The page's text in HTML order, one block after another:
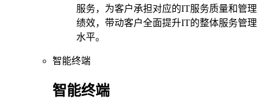
服务，为客户承担对应的IT服务质量和管理
绩效，带动客户全面提升IT的整体服务管理
水平。
智能终端
智能终端